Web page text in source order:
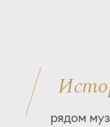
рядом